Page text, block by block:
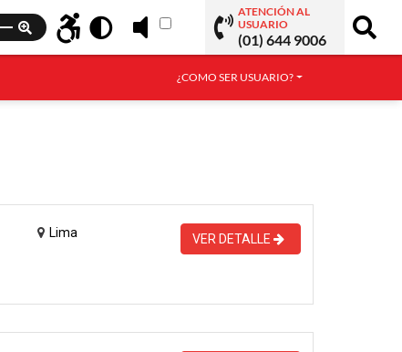
ATENCIÓN AL
USUARIO
(01) 644 9006
¿COMO SER USUARIO?
Lima VER DETALLE